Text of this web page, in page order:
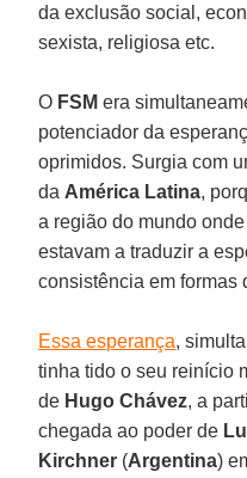
da exclusão social,
sexista, religiosa etc.
O FSM era
potenciador da
oprimidos. Surgia com
da América Latina,
a região do mundo
estavam a traduzir a
consistência em formas
Essa esperança,
tinha tido o seu reinício
de Hugo Chávez, a
chegada ao poder de
Kirchner (Argentina)